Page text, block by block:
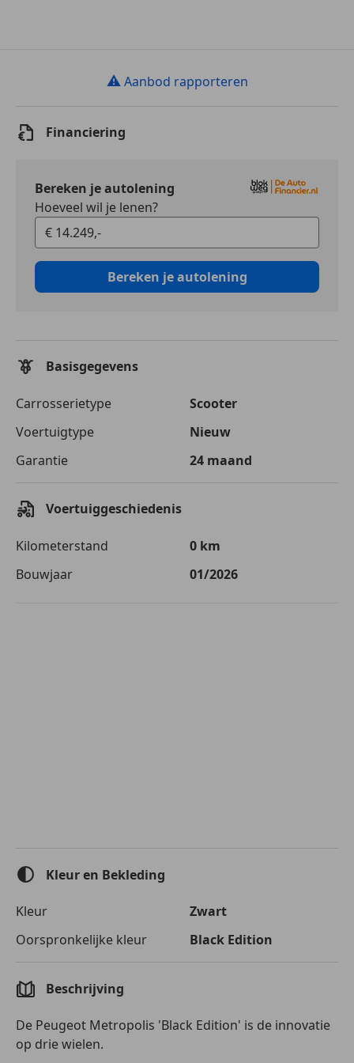
⚠ Aanbod rapporteren
Financiering
Bereken je autolening
Hoeveel wil je lenen?
Bereken je autolening
Basisgegevens
Carrosserietype
Scooter
Voertuigtype
Nieuw
Garantie
24 maand
Voertuiggeschiedenis
Kilometerstand
0 km
Bouwjaar
01/2026
Kleur en Bekleding
Kleur
Zwart
Oorspronkelijke kleur
Black Edition
Beschrijving
De Peugeot Metropolis 'Black Edition' is de innovatie
op drie wielen.